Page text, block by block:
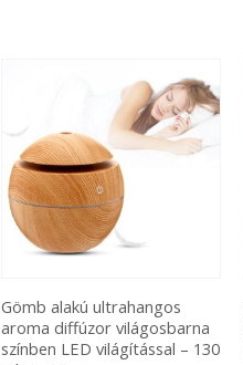
Gömb alakú ultrahangos
aroma diffúzor világosbarna
színben LED világítással – 130